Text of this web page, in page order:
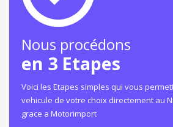
Nous procédons
en 3 Etapes
Voici les Etapes simples qui vous
vehicule de votre choix directement au
grace a Motorimport